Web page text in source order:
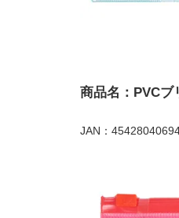
商品名：PVCブ
JAN：